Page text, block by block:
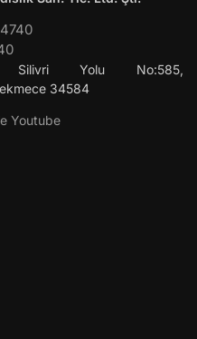
Silivri Yolu No:585,
34584
Youtube